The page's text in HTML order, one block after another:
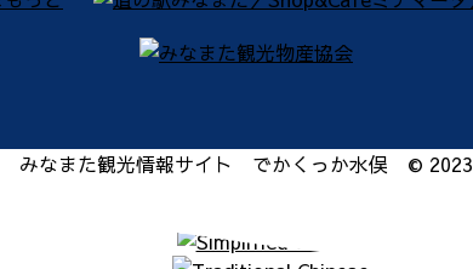
みなまた観光情報サイト でかくっか水俣 © 2023